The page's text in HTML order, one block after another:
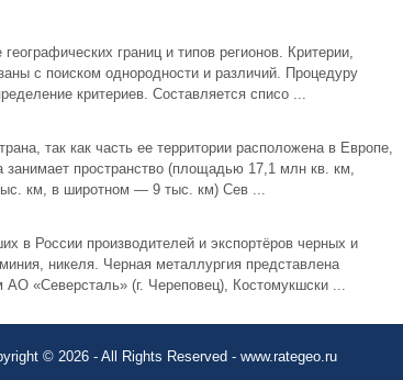
границ и типов регионов. Критерии,
с поиском однородности и различий. Процедуру
критериев. Составляется списо ...
так как часть ее территории расположена в Европе,
пространство (площадью 17,1 млн кв. км,
км, в широтном — 9 тыс. км) Сев ...
в России производителей и экспортёров черных и
никеля. Черная металлургия представлена
«Северсталь» (г. Череповец), Костомукшски ...
© 2026 - All Rights Reserved - www.rategeo.ru